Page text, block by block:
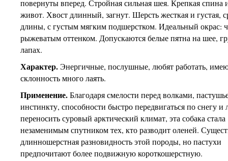
повернуты вперед. Стройная сильная шея. Крепкая спина
живот. Хвост длинный, загнут. Шерсть жесткая и густая,
длины, с густым мягким подшерстком. Идеальный окрас:
рыжеватым оттенком. Допускаются белые пятна на шее,
лапах.
Характер.Энергичные, послушные, любят работать,
склонность много лаять.
Применение.Благодаря смелости перед волками,
инстинкту, способности быстро передвигаться по снегу и
переносить суровый арктический климат, эта собака стала
незаменимым спутником тех, кто разводит оленей.
длинношерстная разновидность этой породы, но пастухи
предпочитают более подвижную короткошерстную.